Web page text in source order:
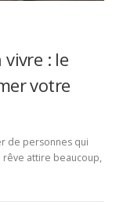
: le
votre
de personnes qui
rêve attire beaucoup,